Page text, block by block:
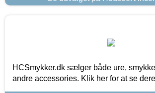
HCSmykker.dk sælger både ure,
andre accessories. Klik her for at se